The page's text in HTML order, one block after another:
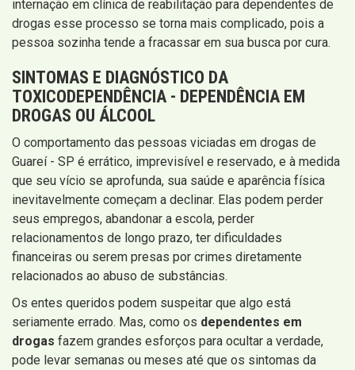
internação em clínica de reabilitação para dependentes de
drogas esse processo se torna mais complicado, pois a
pessoa sozinha tende a fracassar em sua busca por cura.
SINTOMAS E DIAGNÓSTICO DA
TOXICODEPENDÊNCIA - DEPENDÊNCIA EM
DROGAS OU ÁLCOOL
O comportamento das pessoas viciadas em drogas de
Guareí - SP é errático, imprevisível e reservado, e à medida
que seu vício se aprofunda, sua saúde e aparência física
inevitavelmente começam a declinar. Elas podem perder
seus empregos, abandonar a escola, perder
relacionamentos de longo prazo, ter dificuldades
financeiras ou serem presas por crimes diretamente
relacionados ao abuso de substâncias.
Os entes queridos podem suspeitar que algo está
seriamente errado. Mas, como os dependentes em
drogas fazem grandes esforços para ocultar a verdade,
pode levar semanas ou meses até que os sintomas da